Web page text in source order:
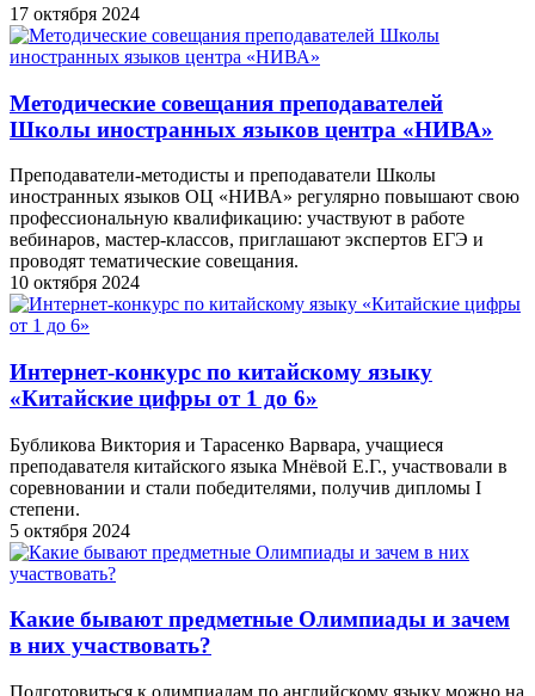
17 октября 2024
Методические совещания преподавателей
Школы иностранных языков центра «НИВА»
Преподаватели-методисты и преподаватели Школы
иностранных языков ОЦ «НИВА» регулярно повышают свою
профессиональную квалификацию: участвуют в работе
вебинаров, мастер-классов, приглашают экспертов ЕГЭ и
проводят тематические совещания.
10 октября 2024
Интернет-конкурс по китайскому языку
«Китайские цифры от 1 до 6»
Бубликова Виктория и Тарасенко Варвара, учащиеся
преподавателя китайского языка Мнёвой Е.Г., участвовали в
соревновании и стали победителями, получив дипломы I
степени.
5 октября 2024
Какие бывают предметные Олимпиады и зачем
в них участвовать?